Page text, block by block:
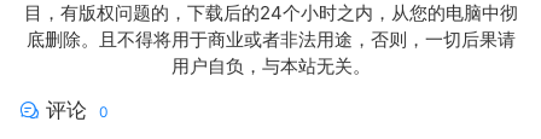
目，有版权问题的，下载后的24个小时之内，从您的电脑中彻
底删除。且不得将用于商业或者非法用途，否则，一切后果请
用户自负，与本站无关。
评论 0